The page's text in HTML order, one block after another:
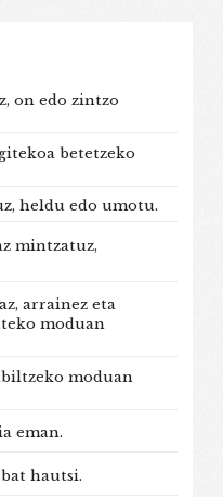
on edo zintzo
betetzeko
heldu edo umotu.
mintzatuz,
arrainez eta
moduan
moduan
eman.
hautsi.